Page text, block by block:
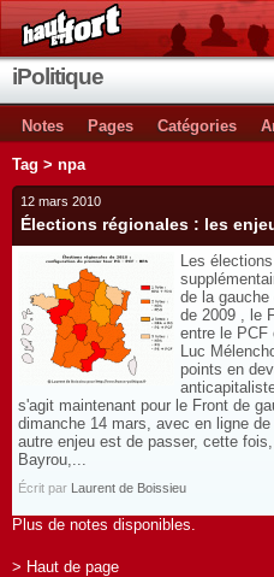
iPolitique
Notes Pages Catégories
Tag > npa
12 mars 2010
Élections régionales : les
Les
de la
de 2009 , le
entre le PCF
Luc
points en
s'agit maintenant pour le Front de
dimanche 14 mars, avec en ligne
autre enjeu est de passer, cette
Bayrou,...
Écrit par Laurent de Boissieu
Plus de notes disponibles.
> Haut de page